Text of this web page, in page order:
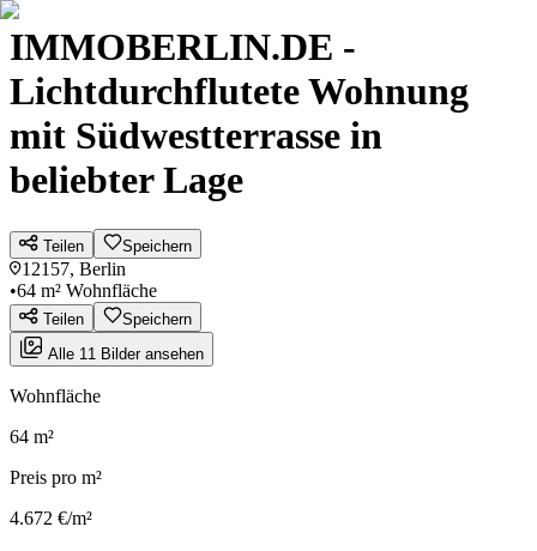
IMMOBERLIN.DE -
Lichtdurchflutete Wohnung
mit Südwestterrasse in
beliebter Lage
Teilen Speichern
12157, Berlin
•64 m² Wohnfläche
Teilen
Speichern
Alle 11 Bilder ansehen
Wohnfläche
64 m²
Preis pro m²
4.672 €/m²